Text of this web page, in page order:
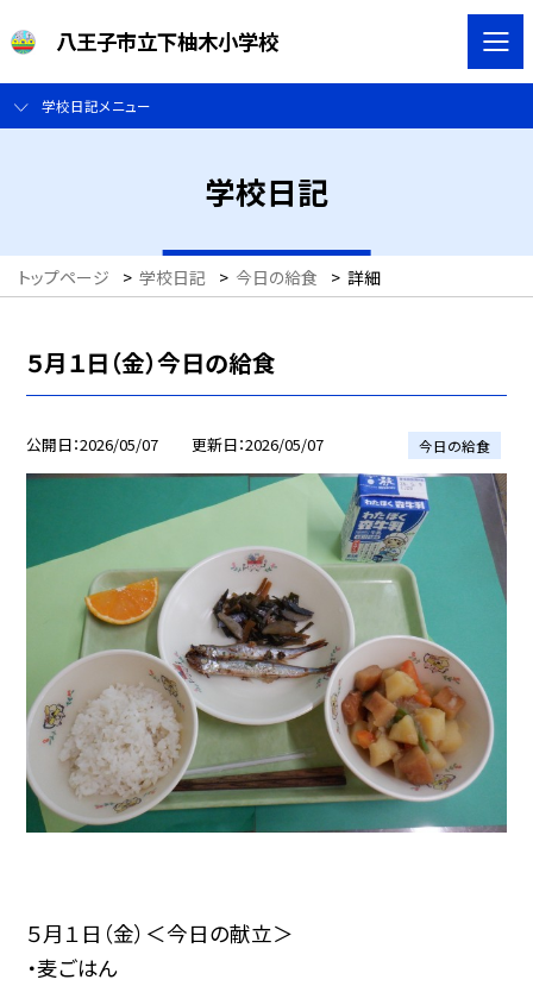
八王子市立下柚木小学校
学校日記メニュー
学校日記
トップページ > 学校日記 > 今日の給食 > 詳細
５月１日（金）今日の給食
公開日 2026/05/07 更新日 2026/05/07 今日の給食
５月１日（金）＜今日の献立＞
・麦ごはん